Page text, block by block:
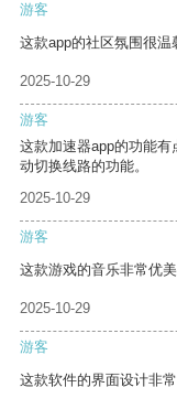
游客
这款app的社区氛围很温
2025-10-29
游客
这款加速器app的功能
动切换线路的功能。
2025-10-29
游客
这款游戏的音乐非常优
2025-10-29
游客
这款软件的界面设计非